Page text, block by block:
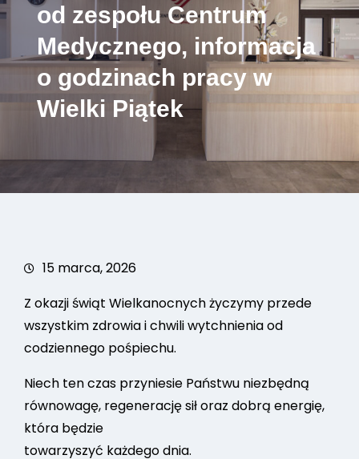
od zespołu Centrum
Medycznego, informacja
o godzinach pracy w
Wielki Piątek
15 marca, 2026
Z okazji świąt Wielkanocnych życzymy przede
wszystkim zdrowia i chwili wytchnienia od
codziennego pośpiechu.
Niech ten czas przyniesie Państwu niezbędną
równowagę, regenerację sił oraz dobrą energię,
która będzie
towarzyszyć każdego dnia.